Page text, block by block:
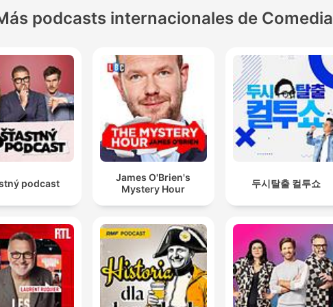
podcasts internacionales de Comedia
podcast
James O'Brien's
Mystery Hour
두시탈출 컬투쇼